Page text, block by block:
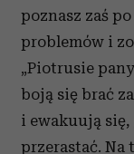
poznasz zaś
problemów i
„Piotrusie
boją się brać
i ewakuują
przerastać. Na